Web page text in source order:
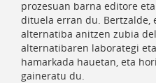
prozesuan barna editore
dituela erran du. Bertzalde,
alternatiba anitzen zubia
alternatibaren laborategi
hamarkada hauetan, eta
gaineratu du.